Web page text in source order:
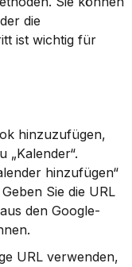
die
ist wichtig für
hinzuzufügen,
„Kalender“.
hinzufügen“
Sie die URL
den Google-
URL verwenden,